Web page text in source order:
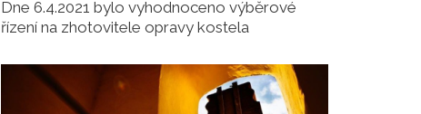
Dne 6.4.2021 bylo vyhodnoceno výběrové
řízení na zhotovitele opravy kostela